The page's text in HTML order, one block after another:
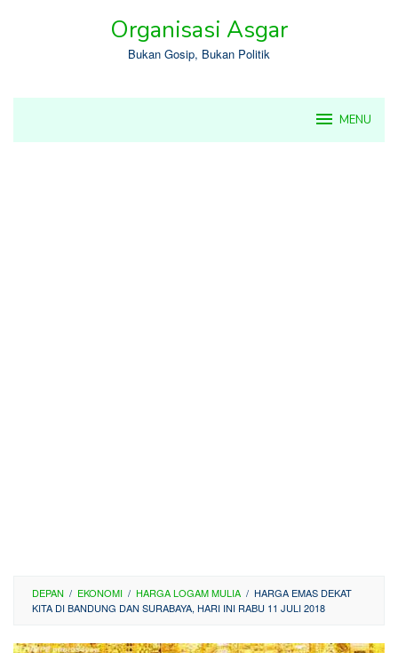
Organisasi Asgar
Bukan Gosip, Bukan Politik
MENU
DEPAN / EKONOMI / HARGA LOGAM MULIA / HARGA EMAS DEKAT
KITA DI BANDUNG DAN SURABAYA, HARI INI RABU 11 JULI 2018